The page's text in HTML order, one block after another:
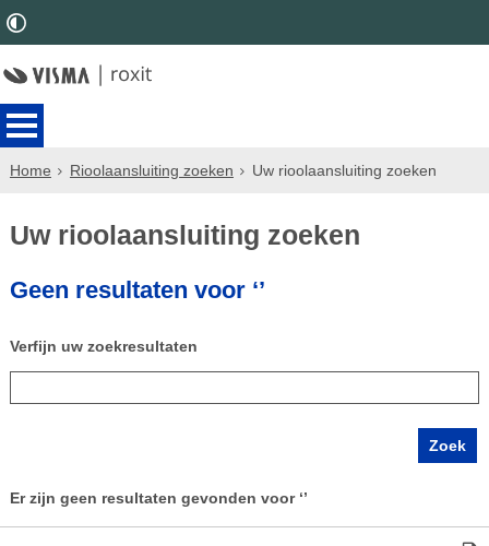
Home Rioolaansluiting zoeken Uw rioolaansluiting zoeken
Uw rioolaansluiting zoeken
Geen resultaten voor ‘’
Verfijn uw zoekresultaten
Er zijn geen resultaten gevonden voor ‘’